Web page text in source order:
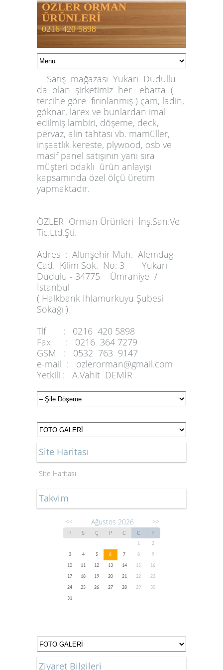
ÖZLER ORMAN
ÜRÜNLERİ
0216 420 5898
Satış mağazası Yukarı Dudullu
da olan şirketimiz her ebatta (
tercihe göre fırınlanmış ) çam, ladin,
göknar, larex ve bunlardan imal
edilmiş lambiri, döşeme, deck,
pervaz, alın tahtası vb. mamüller,
inşaatlık kereste, plywood, osb ve
masif panel satışının yanı sıra
müşteri odaklı ürün anlayışı
kapsamında özel ölçü üretim
yapmaktadır.
ÖZLER Orman Ürünleri İnş.San.Ve
Tic.Ltd.Şti.
Adres : Altınşehir Mah. Alemdağ
Cad. Kilim Sok. No: 3 Yukarı
Dudulu - 34775 Ümraniye /
İstanbul
( Halkbank Ihlamurkuyu Şubesi
Sokağı )
Tlf :
0216 420 5898
Fax :
0216 364 7279
GSM :
0532 763 9147
e-mail :
ozlerorman@gmail.com
Yetkili :
A.Vahit DEMİR
Site Haritası
Site Haritası
Takvim
<< Ağustos 2026 >>
P S Ç P C C P
1
2
3
4 5 6 7 8
9
10
11 12 13 14 15
16
17
18 19 20 21 22
23
24
25 26 27 28 29
30
31
Ziyaret Bilgileri